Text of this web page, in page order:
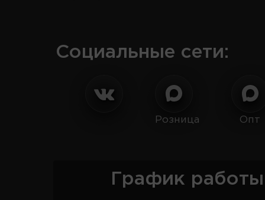
Социальные сети:
Розница Опт
График